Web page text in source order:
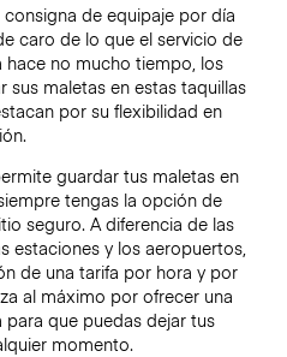
de equipaje por día
caro de lo que el servicio de
no mucho tiempo, los
sus maletas en estas taquillas
por su flexibilidad en
guardar tus maletas en
tengas la opción de
seguro. A diferencia de las
estaciones y los aeropuertos,
de una tarifa por hora y por
al máximo por ofrecer una
que puedas dejar tus
momento.